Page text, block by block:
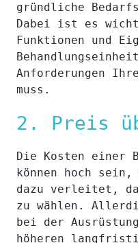
gründliche
Dabei ist es
Funktionen und
Anforderungen
muss.
2. Preis
Die Kosten einer
können hoch
dazu verleitet,
zu wählen.
bei der
höheren